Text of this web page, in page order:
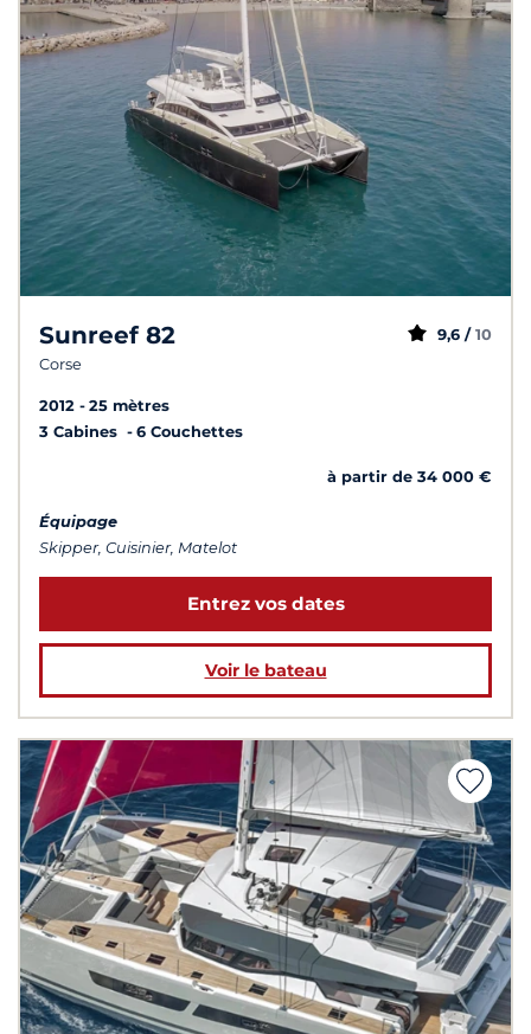
Sunreef 82
Corse
9,6 / 10
2012
25 mètres
3 Cabines
6 Couchettes
à partir de 34 000 €
Équipage
Skipper, Cuisinier, Matelot
Entrez vos dates
Voir le bateau